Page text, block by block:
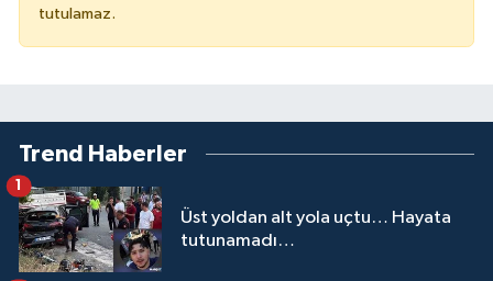
tutulamaz.
Trend Haberler
Üst yoldan alt yola uçtu… Hayata
tutunamadı…
1